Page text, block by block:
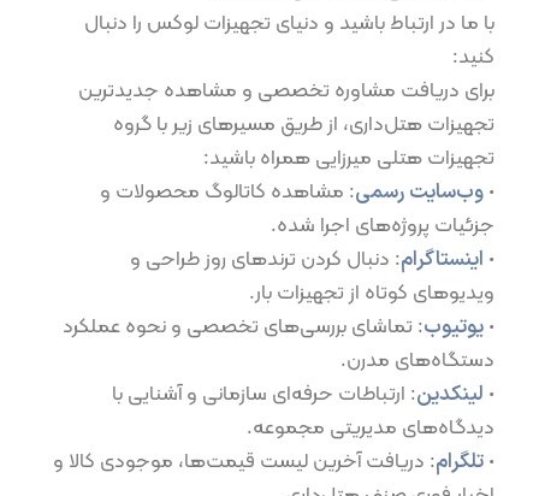
با ما در ارتباط باشید و دنیای تجهیزات لوکس را دنبال
کنید:
برای دریافت مشاوره تخصصی و مشاهده جدیدترین
تجهیزات هتل‌داری، از طریق مسیرهای زیر با گروه
تجهیزات هتلی میرزایی همراه باشید:
•⁠⁠وب‌سایت رسمی: مشاهده کاتالوگ محصولات و
جزئیات پروژه‌های اجرا شده.
•⁠ ⁠اینستاگرام: دنبال کردن ترندهای روز طراحی و
ویدیوهای کوتاه از تجهیزات بار.
•⁠ ⁠یوتیوب: تماشای بررسی‌های تخصصی و نحوه عملکرد
دستگاه‌های مدرن.
•⁠ ⁠لینکدین: ارتباطات حرفه‌ای سازمانی و آشنایی با
دیدگاه‌های مدیریتی مجموعه.
•⁠⁠تلگرام: دریافت آخرین لیست قیمت‌ها، موجودی کالا و